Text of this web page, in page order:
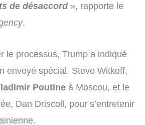
de désaccord », rapporte le
.
le processus, Trump a indiqué
envoyé spécial, Steve Witkoff,
Poutine à Moscou, et le
Dan Driscoll, pour s’entretenir